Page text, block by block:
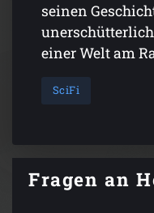
seinen
einer Welt am
SciFi
Fragen an